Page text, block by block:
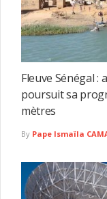
Fleuve Sénégal :
poursuit sa
mètres
By Pape Ismaïla